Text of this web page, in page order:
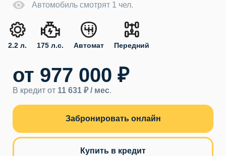
Автомобиль смотрят 1 чел.
2.2 л. 175 л.с. Автомат Передний
от 977 000 ₽
В кредит от 11 631 ₽ / мес.
Забронировать онлайн
Купить в кредит